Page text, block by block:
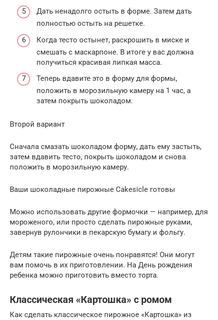
Дать ненадолго остыть в форме. Затем дать
полностью остыть на решетке.
Когда тесто остынет, раскрошить в миске и
смешать с маскарпоне. В итоге у вас должна
получиться красивая липкая масса.
Теперь вдавите это в форму для формы,
положить в морозильную камеру на 1 час, а
затем покрыть шоколадом.
Второй вариант
Сначала смазать шоколадом форму, дать ему застыть,
затем вдавить тесто, покрыть шоколадом и снова
положить в морозильную камеру.
Ваши шоколадные пирожные Cakesicle готовы
Можно использовать другие формочки — например, для
мороженого, или просто сделать пирожные руками,
завернув рулончики в пекарскую бумагу и фольгу.
Детям такие пирожные очень понравятся! Они могут
вам помочь в их приготовлении. На День рождения
ребенка можно приготовить вместо торта.
Классическая «Картошка» с ромом
Как сделать классическое пирожное «Картошка» из